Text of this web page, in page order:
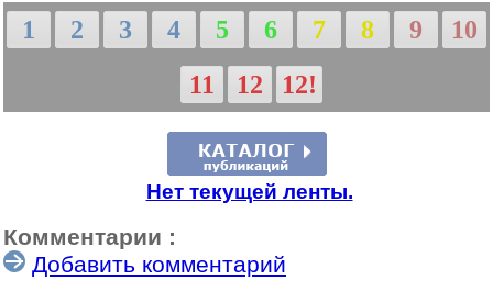
1 2 3 4 5 6 7 8 9
10
11
12 12!
Нет текущей ленты.
Комментарии :
Добавить комментарий